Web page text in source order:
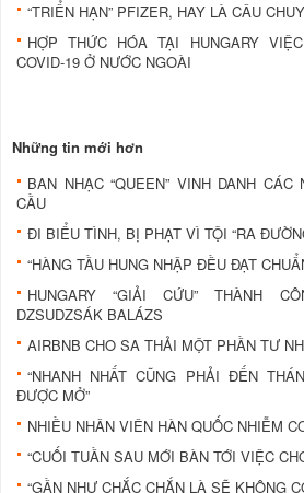
“TRIỂN HẠN” PFIZER, HAY LÀ CÂU
HỢP THỨC HÓA TẠI HUNGARY
COVID-19 Ở NƯỚC NGOÀI
Những tin mới hơn
BAN NHẠC “QUEEN” VINH DANH
CẦU
ĐI BIỂU TÌNH, BỊ PHẠT VÌ TỘI “RA
“HÀNG TẦU HUNG NHẬP ĐỀU ĐẠT
HUNGARY “GIẢI CỨU” THÀNH
DZSUDZSÁK BALÁZS
AIRBNB CHO SA THẢI MỘT PHẦN TƯ
“NHANH NHẤT CŨNG PHẢI ĐẾN
ĐƯỢC MỞ”
NHIỀU NHÂN VIÊN HÀN QUỐC NHIỄM
“CUỐI TUẦN SAU MỚI BÀN TỚI VIỆC
“GẦN NHƯ CHẮC CHẮN LÀ SẼ KHÔNG